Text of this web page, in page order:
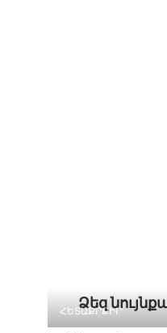
Ձեզ
ՀԵՏԱՔՐՔԻՐ